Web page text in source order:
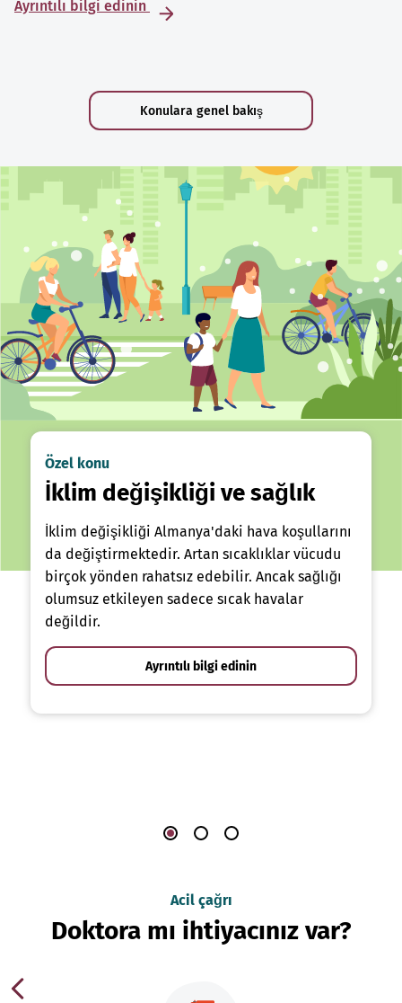
Ayrıntılı bilgi edinin
Konulara genel bakış
Özel konu
İklim değişikliği ve sağlık
İklim değişikliği Almanya'daki hava koşullarını
da değiştirmektedir. Artan sıcaklıklar vücudu
birçok yönden rahatsız edebilir. Ancak sağlığı
olumsuz etkileyen sadece sıcak havalar
değildir.
Ayrıntılı bilgi edinin
Acil çağrı
Doktora mı ihtiyacınız var?